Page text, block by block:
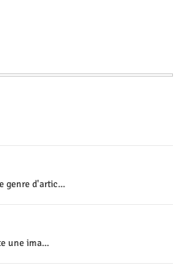
genre d'artic...
une ima...